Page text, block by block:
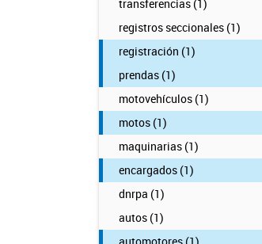
transferencias (1)
registros seccionales (1)
registración (1)
prendas (1)
motovehículos (1)
motos (1)
maquinarias (1)
encargados (1)
dnrpa (1)
autos (1)